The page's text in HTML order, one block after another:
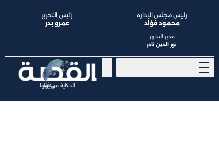
الحكاية من أولها
رئيس مجلس الإدارة
محمود فؤاد
مدير التحرير
نور الدين نادر
رئيس التحرير
عمرو بدر